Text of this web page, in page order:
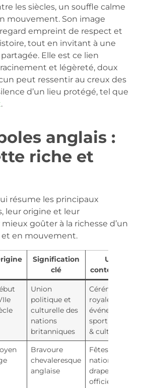
les siècles, un souffle calme
mouvement. Son image
empreint de respect et
tout en invitant à une
Elle est ce lien
et légèreté, doux
peut ressentir au creux des
d’un lieu protégé, tel que
.
anglais :
riche et
résume les principaux
leur origine et leur
goûter à la richesse d’un
en mouvement.
Signification
clé
Usages
Union
politique et
culturelle des
nations
britanniques
Cérémonies
royales,
événements
sportifs, mode
& culture pop
Bravoure
chevaleresque
anglaise
Fêtes
nationales,
drapeaux
officiels,